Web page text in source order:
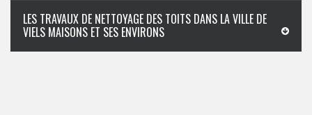
LES TRAVAUX DE NETTOYAGE DES TOITS DANS LA VILLE DE
VIELS MAISONS ET SES ENVIRONS